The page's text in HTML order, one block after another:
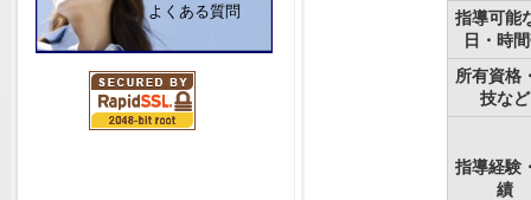
指導可能
日・時
所有資格
技など
指導経験
績
よくある質問